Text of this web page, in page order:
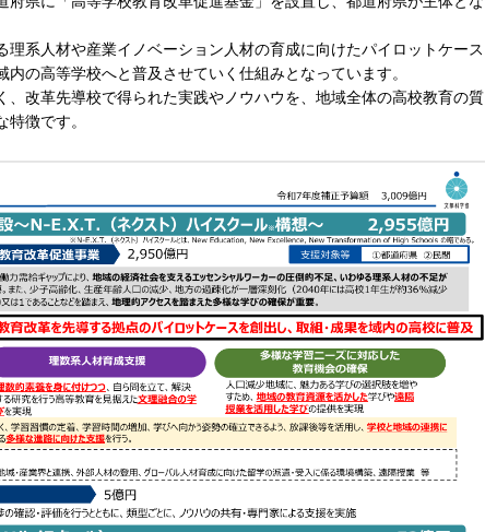
系人材や産業イノベーション人材の育成に向けたパイロットケース
内の高等学校へと普及させていく仕組みとなっています。
改革先導校で得られた実践やノウハウを、地域全体の高校教育の質
徴です。